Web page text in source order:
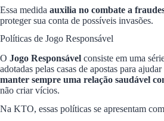
Essa medida auxilia no combate a
proteger sua conta de possíveis invasões.
Políticas de Jogo Responsável
O Jogo Responsável consiste em uma
adotadas pelas casas de apostas para
manter sempre uma relação saudável
não criar vícios.
Na KTO, essas políticas se apresentam